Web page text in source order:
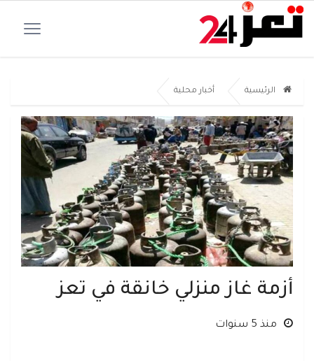
الرئيسية أخبار محلية
أزمة غاز منزلي خانقة في تعز
منذ 5 سنوات